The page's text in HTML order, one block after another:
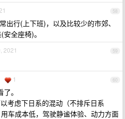
58
出行(上下班)，以及比较少的市郊、
全座椅)。
59
2021
60
1
。
考虑下日系的混动（不排斥日系
车成本低，驾驶静谧体验、动力方面